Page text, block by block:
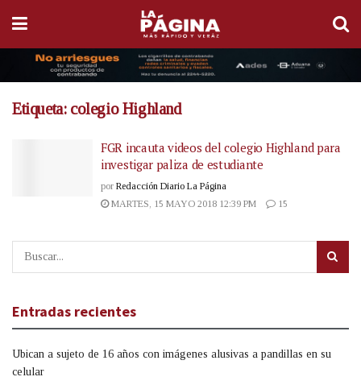
Etiqueta: colegio Highland
FGR incauta videos del colegio Highland para
investigar paliza de estudiante
por Redacción Diario La Página
MARTES, 15 MAYO 2018 12:39 PM
15
Entradas recientes
Ubican a sujeto de 16 años con imágenes alusivas a pandillas en su
celular